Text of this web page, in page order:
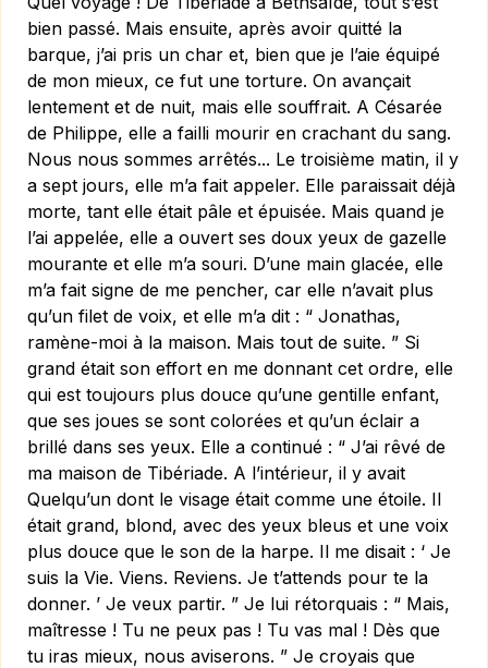
bien passé. Mais ensuite, après avoir quitté la
barque, j’ai pris un char et, bien que je l’aie équipé
de mon mieux, ce fut une torture. On avançait
lentement et de nuit, mais elle souffrait. A Césarée
de Philippe, elle a failli mourir en crachant du sang.
Nous nous sommes arrêtés... Le troisième matin, il y
a sept jours, elle m’a fait appeler. Elle paraissait déjà
morte, tant elle était pâle et épuisée. Mais quand je
l’ai appelée, elle a ouvert ses doux yeux de gazelle
mourante et elle m’a souri. D’une main glacée, elle
m’a fait signe de me pencher, car elle n’avait plus
qu’un filet de voix, et elle m’a dit : “ Jonathas,
ramène-moi à la maison. Mais tout de suite. ” Si
grand était son effort en me donnant cet ordre, elle
qui est toujours plus douce qu’une gentille enfant,
que ses joues se sont colorées et qu’un éclair a
brillé dans ses yeux. Elle a continué : “ J’ai rêvé de
ma maison de Tibériade. A l’intérieur, il y avait
Quelqu’un dont le visage était comme une étoile. Il
était grand, blond, avec des yeux bleus et une voix
plus douce que le son de la harpe. Il me disait : ‘ Je
suis la Vie. Viens. Reviens. Je t’attends pour te la
donner. ’ Je veux partir. ” Je lui rétorquais : “ Mais,
maîtresse ! Tu ne peux pas ! Tu vas mal ! Dès que
tu iras mieux, nous aviserons. ” Je croyais que